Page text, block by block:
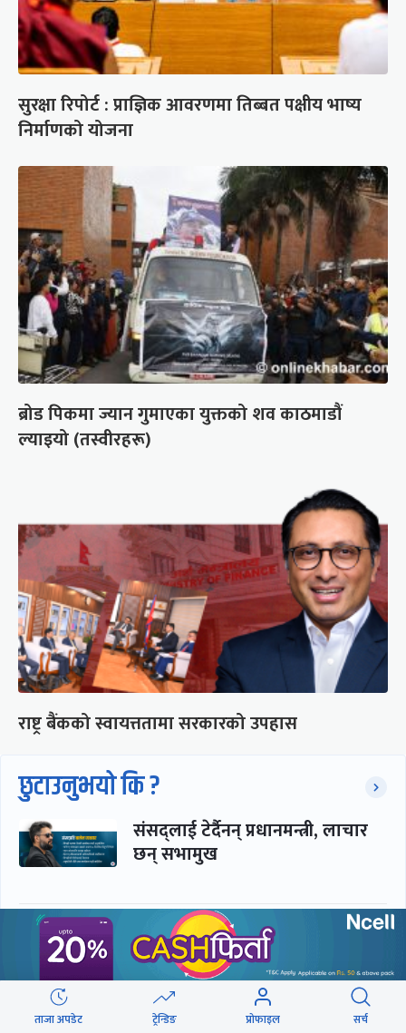
सुरक्षा रिपोर्ट : प्राज्ञिक आवरणमा तिब्बत पक्षीय भाष्य
निर्माणको योजना
ब्रोड पिकमा ज्यान गुमाएका युक्तको शव काठमाडौं
ल्याइयो (तस्वीरहरू)
राष्ट्र बैंकको स्वायत्ततामा सरकारको उपहास
छुटाउनुभयो कि ?
संसद्लाई टेर्दैनन् प्रधानमन्त्री, लाचार
छन् सभामुख
‘अस्थायी प्रकृतिको अध्यादेशले ऐनको
व्यवस्था विस्थापित गर्न सक्दैन’
ताजा अपडेट ट्रेन्डिङ प्रोफाइल सर्च